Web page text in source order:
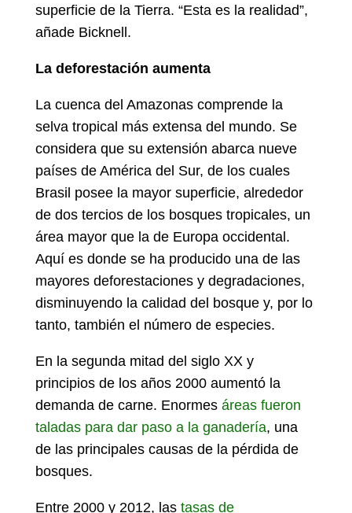
superficie de la Tierra. “Esta es la realidad”,
añade Bicknell.
La deforestación aumenta
La cuenca del Amazonas comprende la
selva tropical más extensa del mundo. Se
considera que su extensión abarca nueve
países de América del Sur, de los cuales
Brasil posee la mayor superficie, alrededor
de dos tercios de los bosques tropicales, un
área mayor que la de Europa occidental.
Aquí es donde se ha producido una de las
mayores deforestaciones y degradaciones,
disminuyendo la calidad del bosque y, por lo
tanto, también el número de especies.
En la segunda mitad del siglo XX y
principios de los años 2000 aumentó la
demanda de carne. Enormes áreas fueron
taladas para dar paso a la ganadería, una
de las principales causas de la pérdida de
bosques.
Entre 2000 y 2012, las tasas de